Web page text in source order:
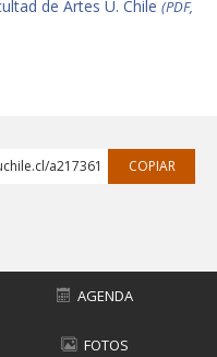
de Artes U. Chile (PDF,
a217361 COPIAR
AGENDA
FOTOS